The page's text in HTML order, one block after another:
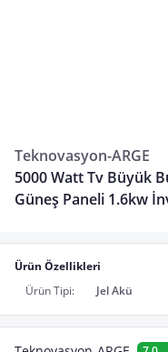
Teknovasyon-ARGE
5000 Watt Tv Büyük
Güneş Paneli 1.6kw
Ürün Özellikleri
Ürün Tipi:
Jel Akü